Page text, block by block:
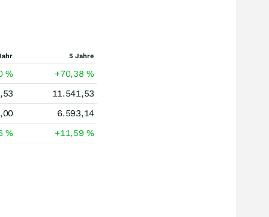
5 Jahre
% +70,38%
11.541,53
6.593,14
% +11,59%